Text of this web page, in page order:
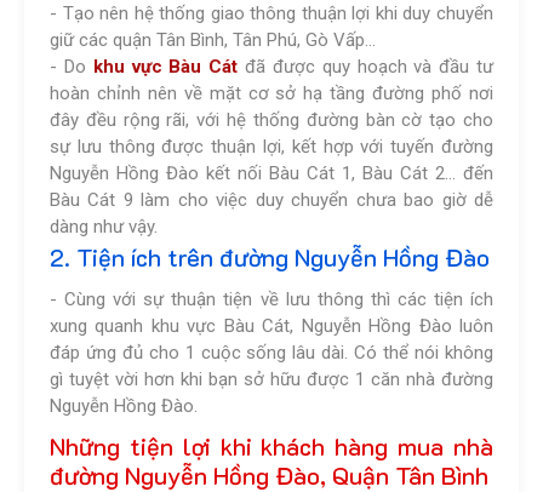
- Tạo nên hệ thống giao thông thuận lợi khi duy chuyển
giữ các quận Tân Bình, Tân Phú, Gò Vấp…
- Do khu vực Bàu Cát đã được quy hoạch và đầu tư
hoàn chỉnh nên về mặt cơ sở hạ tầng đường phố nơi
đây đều rộng rãi, với hệ thống đường bàn cờ tạo cho
sự lưu thông được thuận lợi, kết hợp với tuyến đường
Nguyễn Hồng Đào kết nối Bàu Cát 1, Bàu Cát 2… đến
Bàu Cát 9 làm cho việc duy chuyển chưa bao giờ dễ
dàng như vậy.
2. Tiện ích trên đường Nguyễn Hồng Đào
- Cùng với sự thuận tiện về lưu thông thì các tiện ích
xung quanh khu vực Bàu Cát, Nguyễn Hồng Đào luôn
đáp ứng đủ cho 1 cuộc sống lâu dài. Có thể nói không
gì tuyệt vời hơn khi bạn sở hữu được 1 căn nhà đường
Nguyễn Hồng Đào.
Những tiện lợi khi khách hàng mua nhà
đường Nguyễn Hồng Đào, Quận Tân Bình